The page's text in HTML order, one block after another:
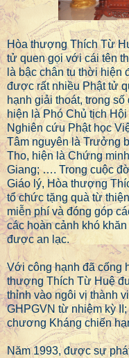
Hòa thượng Thích Từ
tử quen gọi với cái tên
là bậc chân tu thời hiện
được rất nhiều Phật tử
hạnh giải thoát, trong
hiện là Phó Chủ tịch
Nghiên cứu Phật học
Tâm nguyên là Trưởng
Tho, hiện là Chứng
Giang; …. Trong cuộc
Giáo lý, Hòa thượng
tổ chức tặng quà từ
miễn phí và đóng góp
các hoàn cảnh khó
được an lạc.
Với công hạnh đã cống
thượng Thích Từ Huệ
thỉnh vào ngôi vị thành
GHPGVN từ nhiệm kỳ
chương Kháng chiến
Năm 1993, được sự